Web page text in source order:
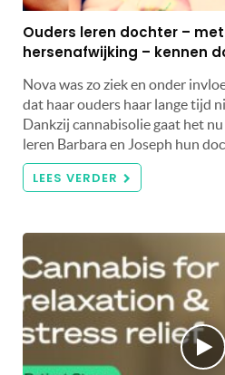
Ouders leren dochter –
hersenafwijking – kennen
Nova was zo ziek en onder
dat haar ouders haar lange tijd
Dankzij cannabisolie gaat het
leren Barbara en Joseph hun
LEES VERDER